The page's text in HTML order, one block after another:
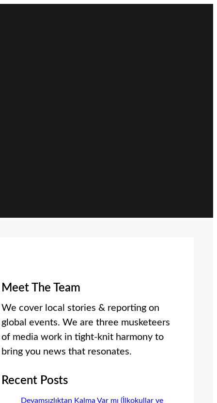
Meet The Team
We cover local stories & reporting on
global events. We are three musketeers
of media work in tight-knit harmony to
bring you news that resonates.
Recent Posts
Devamsızlıktan Kalma Var mı (İlkokullar ve